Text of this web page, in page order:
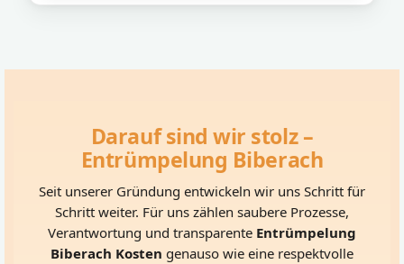
Darauf sind wir stolz –
Entrümpelung Biberach
Seit unserer Gründung entwickeln wir uns Schritt für
Schritt weiter. Für uns zählen saubere Prozesse,
Verantwortung und transparente Entrümpelung
Biberach Kosten genauso wie eine respektvolle